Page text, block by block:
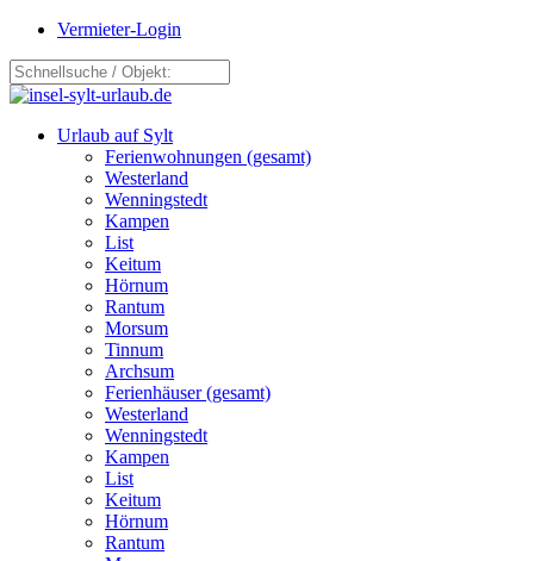
Vermieter-Login
Urlaub auf Sylt
Ferienwohnungen (gesamt)
Westerland
Wenningstedt
Kampen
List
Keitum
Hörnum
Rantum
Morsum
Tinnum
Archsum
Ferienhäuser (gesamt)
Westerland
Wenningstedt
Kampen
List
Keitum
Hörnum
Rantum